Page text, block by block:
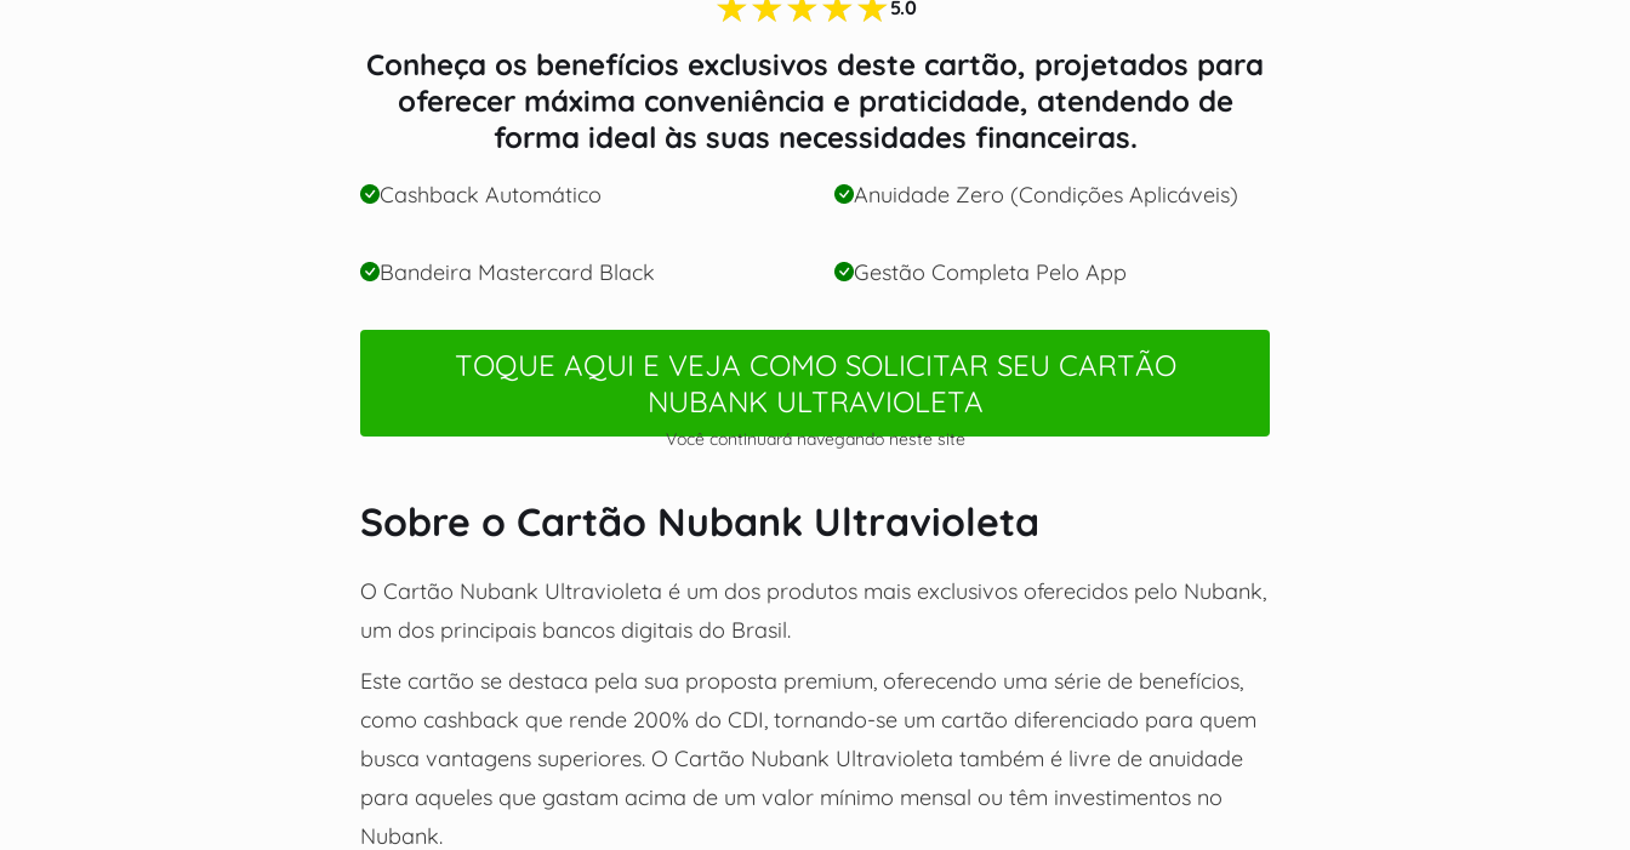
5.0
Conheça os benefícios exclusivos deste cartão, projetados para
oferecer máxima conveniência e praticidade, atendendo de
forma ideal às suas necessidades financeiras.
Cashback Automático Anuidade Zero (Condições Aplicáveis)
Bandeira Mastercard Black Gestão Completa Pelo App
TOQUE AQUI E VEJA COMO SOLICITAR SEU CARTÃO
NUBANK ULTRAVIOLETA
Você continuará navegando neste site
Sobre o Cartão Nubank Ultravioleta
O Cartão Nubank Ultravioleta é um dos produtos mais exclusivos oferecidos pelo Nubank,
um dos principais bancos digitais do Brasil.
Este cartão se destaca pela sua proposta premium, oferecendo uma série de benefícios,
como cashback que rende 200% do CDI, tornando-se um cartão diferenciado para quem
busca vantagens superiores. O Cartão Nubank Ultravioleta também é livre de anuidade
para aqueles que gastam acima de um valor mínimo mensal ou têm investimentos no
Nubank.